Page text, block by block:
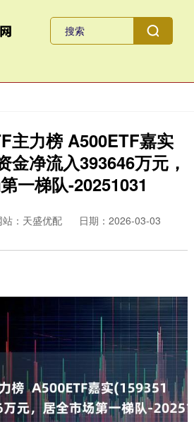
主力榜 A500ETF嘉实
金净流入393646万元，
一梯队-20251031
站：天盛优配
日期：2026-03-03